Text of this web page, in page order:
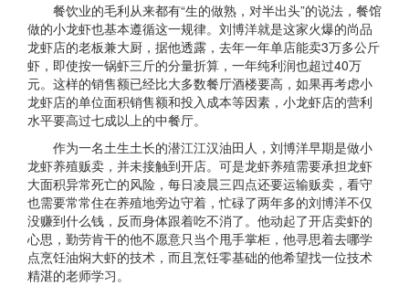
餐饮业的毛利从来都有“生的做熟，对半出头”的说法，餐馆
做的小龙虾也基本遵循这一规律。刘博洋就是这家火爆的尚品
龙虾店的老板兼大厨，据他透露，去年一年单店能卖3万多公斤
虾，即使按一锅虾三斤的分量折算，一年纯利润也超过40万
元。这样的销售额已经比大多数餐厅酒楼要高，如果再考虑小
龙虾店的单位面积销售额和投入成本等因素，小龙虾店的营利
水平要高过七成以上的中餐厅。
作为一名土生土长的潜江江汉油田人，刘博洋早期是做小
龙虾养殖贩卖，并未接触到开店。可是龙虾养殖需要承担龙虾
大面积异常死亡的风险，每日凌晨三四点还要运输贩卖，看守
也需要常常住在养殖地旁边守着，忙碌了两年多的刘博洋不仅
没赚到什么钱，反而身体跟着吃不消了。他动起了开店卖虾的
心思，勤劳肯干的他不愿意只当个甩手掌柜，他寻思着去哪学
点烹饪油焖大虾的技术，而且烹饪零基础的他希望找一位技术
精湛的老师学习。